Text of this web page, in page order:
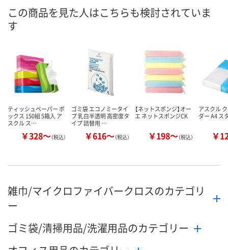
8月9日（日）
カゴへ
この商品を見た人はこちらも検討されていま
す
ティッシュペーパー ボ
ックス 150組 5箱入 ア
スクル ス…
￥328～（税込）
ゴミ袋 エコノミータイ
プ 乳白半透明 高密度タ
イプ 詰替用 …
￥616～（税込）
【ネットスポンジ】オー
エ ネットスポンジCK
￥198～（税込）
アスクル
ダー A4 ス
￥
雑巾/マイクロファイバークロスのカテゴリ
ー
ゴミ袋/清掃用品/洗濯用品のカテゴリー